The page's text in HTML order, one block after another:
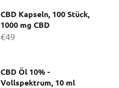
CBD Kapseln, 100 Stück,
1000 mg CBD
€49
CBD Öl 10% -
Vollspektrum, 10 ml